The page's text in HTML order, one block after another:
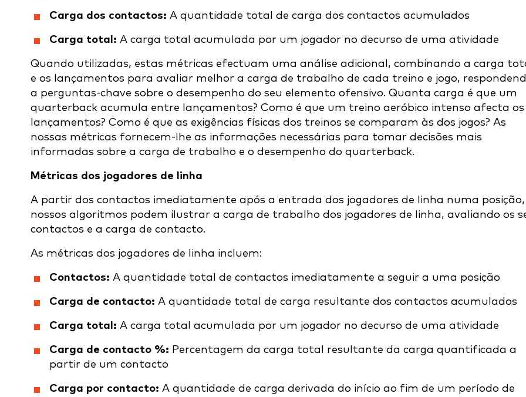
Carga dos contactos: A quantidade total de carga dos contactos acumulados
Carga total: A carga total acumulada por um jogador no decurso de uma atividade
Quando utilizadas, estas métricas efectuam uma análise adicional, combinando a carga
e os lançamentos para avaliar melhor a carga de trabalho de cada treino e jogo,
a perguntas-chave sobre o desempenho do seu elemento ofensivo. Quanta carga é que um
quarterback acumula entre lançamentos? Como é que um treino aeróbico intenso afecta os
lançamentos? Como é que as exigências físicas dos treinos se comparam às dos jogos? As
nossas métricas fornecem-lhe as informações necessárias para tomar decisões mais
informadas sobre a carga de trabalho e o desempenho do quarterback.
Métricas dos jogadores de linha
A partir dos contactos imediatamente após a entrada dos jogadores de linha numa posição,
nossos algoritmos podem ilustrar a carga de trabalho dos jogadores de linha, avaliando os
contactos e a carga de contacto.
As métricas dos jogadores de linha incluem:
Contactos: A quantidade total de contactos imediatamente a seguir a uma posição
Carga de contacto: A quantidade total de carga resultante dos contactos acumulados
Carga total: A carga total acumulada por um jogador no decurso de uma atividade
Carga de contacto %: Percentagem da carga total resultante da carga quantificada a
partir de um contacto
Carga por contacto: A quantidade de carga derivada do início ao fim de um período de